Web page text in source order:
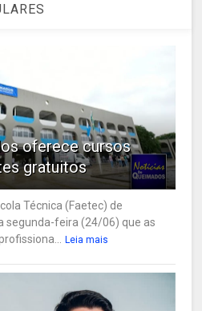
oferece cursos
gratuitos
Técnica (Faetec) de
segunda-feira (24/06) que as
Leia mais